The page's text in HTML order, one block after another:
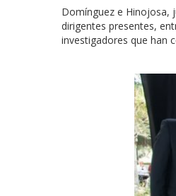
Domínguez e Hinojosa,
dirigentes presentes,
investigadores que han